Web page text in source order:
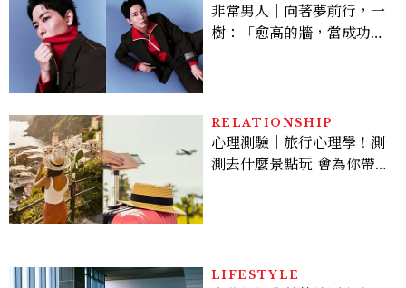
非常男人｜向著夢前行，一
樹：「愈高的牆，當成功爬
RELATIONSHIP
心理測驗｜旅行心理學！測
測去什麼景點玩 會為你帶來
LIFESTYLE